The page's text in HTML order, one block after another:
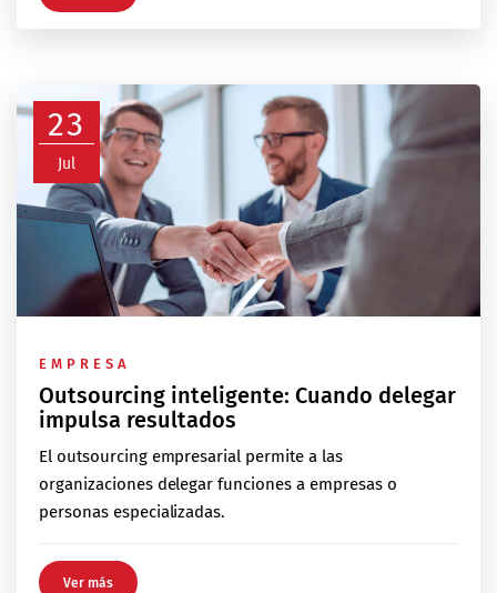
23
Jul
EMPRESA
Outsourcing inteligente: Cuando delegar
impulsa resultados
El outsourcing empresarial permite a las
organizaciones delegar funciones a empresas o
personas especializadas.
Ver más